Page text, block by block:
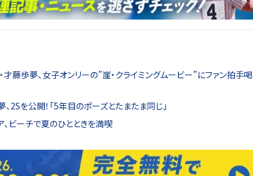
才藤歩夢、女子オンリーの”崖・クライミングムービー”にファン拍手喝
2Sを公開！「5年目のポーズとたまたま同じ」
、ビーチで夏のひとときを満喫